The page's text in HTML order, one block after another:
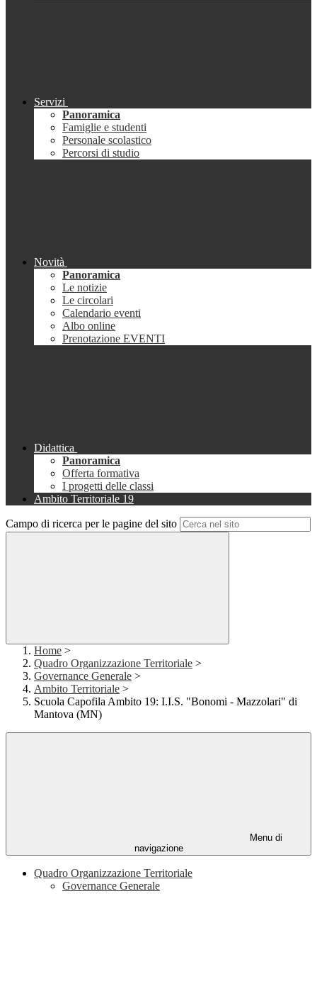
Servizi
Panoramica
Famiglie e studenti
Personale scolastico
Percorsi di studio
Novità
Panoramica
Le notizie
Le circolari
Calendario eventi
Albo online
Prenotazione EVENTI
Didattica
Panoramica
Offerta formativa
I progetti delle classi
Ambito Territoriale 19
Campo di ricerca per le pagine del sito
Home >
Quadro Organizzazione Territoriale >
Governance Generale >
Ambito Territoriale >
Scuola Capofila Ambito 19: I.I.S. "Bonomi - Mazzolari" di
Mantova (MN)
Menu di
navigazione
Quadro Organizzazione Territoriale
Governance Generale